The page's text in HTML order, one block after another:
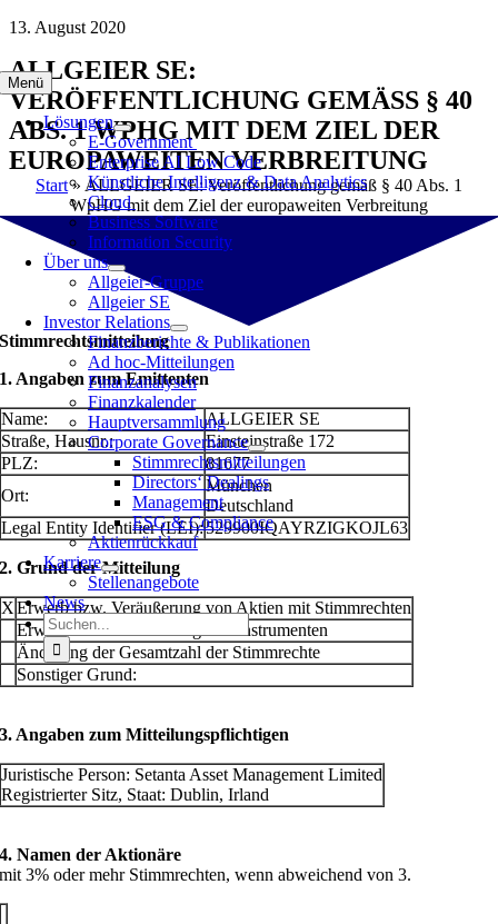
Zum
springen
Menü
Lösungen
E-Government
Enterprise AI Low Code
Künstliche Intelligenz & Data Analytics
Cloud
Business Software
Information Security
Über uns
Allgeier-Gruppe
Allgeier SE
Investor Relations
Finanzberichte & Publikationen
Ad hoc-Mitteilungen
Finanzanalysen
Finanzkalender
Hauptversammlung
Corporate Governance
Stimmrechtsmitteilungen
Directors‘ Dealings
Management
ESG & Compliance
Aktienrückkauf
Karriere
Stellenangebote
News
Suche
nach:
13. August 2020
ALLGEIER SE:
VERÖFFENTLICHUNG GEMÄSS § 40 A
BS. 1 WPHG MIT DEM ZIEL DER E
UROPAWEITEN VERBREITUNG
Start» ALLGEIER SE: Veröffentlichung gemäß § 40 Abs. 1
WpHG mit dem Ziel der europaweiten Verbreitung
Stimmrechtsmitteilung
1. Angaben zum Emittenten
Name:
ALLGEIER SE
Straße, Hausnr.:
Einsteinstraße 172
PLZ:
81677
Ort:
München
Deutschland
Legal Entity Identifier (LEI):529900IQAYRZIGKOJL63
2. Grund der Mitteilung
XErwerb bzw. Veräußerung von Aktien mit Stimmrechten
Erwerb bzw. Veräußerung von Instrumenten
Änderung der Gesamtzahl der Stimmrechte
Sonstiger Grund:
3. Angaben zum Mitteilungspflichtigen
Juristische Person: Setanta Asset Management Limited
Registrierter Sitz, Staat:Dublin,Irland
4. Namen der Aktionäre
mit 3% oder mehr Stimmrechten, wenn abweichend von 3.